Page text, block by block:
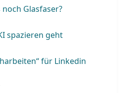
Glasfaser?
spazieren geht
für Linkedin